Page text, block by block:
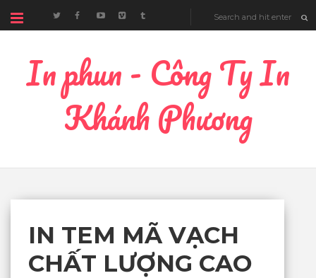
In phun - Công Ty In
Khánh Phương
IN TEM MÃ VẠCH
CHẤT LƯỢNG CAO